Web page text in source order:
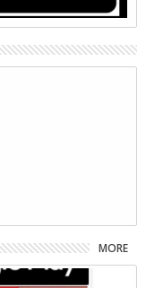
MORE